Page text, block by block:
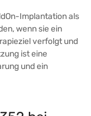
Implantation als
wenn sie ein
verfolgt und
ist eine
und ein